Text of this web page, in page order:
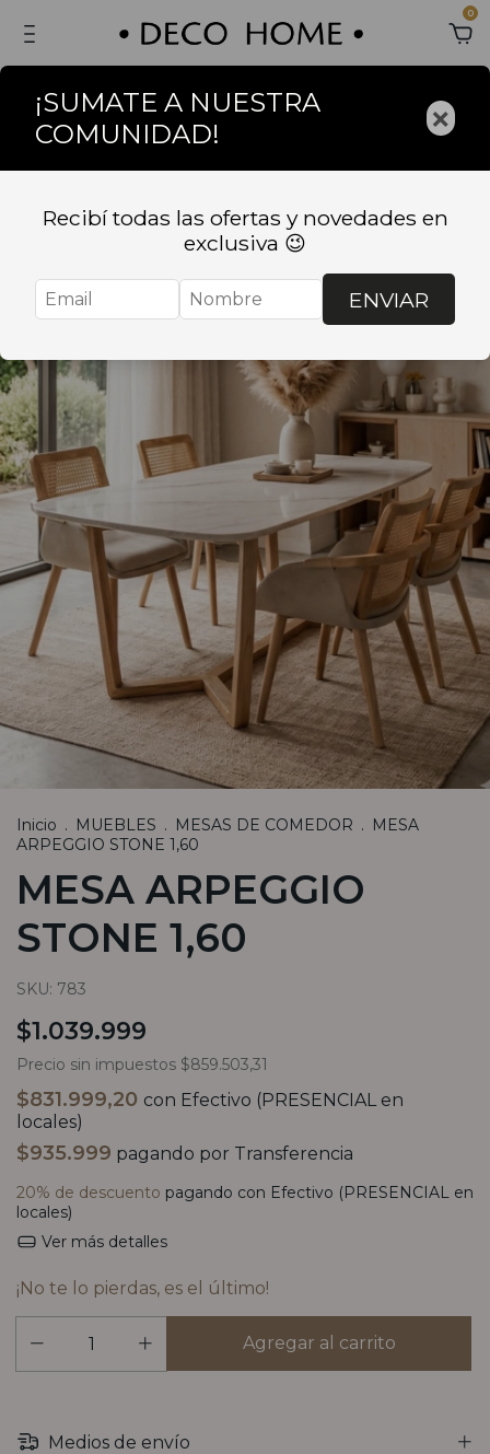
0
Inicio . MUEBLES . MESAS DE COMEDOR . MESA
ARPEGGIO STONE 1,60
MESA ARPEGGIO
STONE 1,60
SKU: 783
$1.039.999
Precio sin impuestos $859.503,31
$831.999,20 con Efectivo (PRESENCIAL en
locales)
$935.999 pagando por Transferencia
20% de descuento pagando con Efectivo (PRESENCIAL en
locales)
Ver más detalles
¡No te lo pierdas, es el último!
Medios de envío
¡SUMATE A NUESTRA
COMUNIDAD!
×
Recibí todas las ofertas y novedades en
exclusiva 😉
ENVIAR